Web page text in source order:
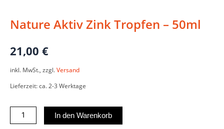
Nature Aktiv Zink Tropfen – 50ml
21,00 €
inkl. MwSt., zzgl.Versand
Lieferzeit: ca. 2-3 Werktage
Nature
Aktiv
In den Warenkorb